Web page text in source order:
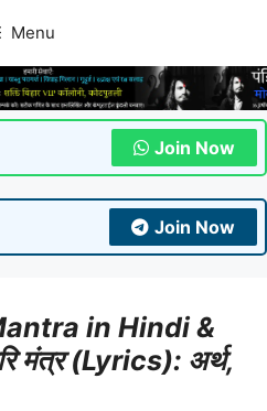
Menu
Join Now
Join Now
in Hindi &
मंत्र (Lyrics): अर्थ,